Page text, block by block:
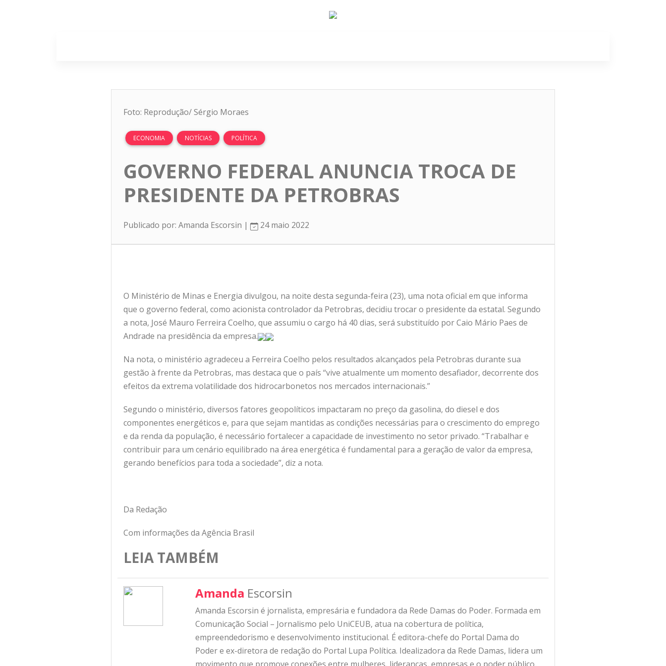
Foto: Reprodução/ Sérgio Moraes
ECONOMIA NOTÍCIAS POLÍTICA
GOVERNO FEDERAL ANUNCIA TROCA DE
PRESIDENTE DA PETROBRAS
Publicado por: Amanda Escorsin | 24 maio 2022
O Ministério de Minas e Energia divulgou, na noite desta segunda-feira (23), uma nota oficial em que informa
que o governo federal, como acionista controlador da Petrobras, decidiu trocar o presidente da estatal. Segundo
a nota, José Mauro Ferreira Coelho, que assumiu o cargo há 40 dias, será substituído por Caio Mário Paes de
Andrade na presidência da empresa.
Na nota, o ministério agradeceu a Ferreira Coelho pelos resultados alcançados pela Petrobras durante sua
gestão à frente da Petrobras, mas destaca que o país “vive atualmente um momento desafiador, decorrente dos
efeitos da extrema volatilidade dos hidrocarbonetos nos mercados internacionais.”
Segundo o ministério, diversos fatores geopolíticos impactaram no preço da gasolina, do diesel e dos
componentes energéticos e, para que sejam mantidas as condições necessárias para o crescimento do emprego
e da renda da população, é necessário fortalecer a capacidade de investimento no setor privado. “Trabalhar e
contribuir para um cenário equilibrado na área energética é fundamental para a geração de valor da empresa,
gerando benefícios para toda a sociedade”, diz a nota.
Da Redação
Com informações da Agência Brasil
LEIA TAMBÉM
Amanda Escorsin
Amanda Escorsin é jornalista, empresária e fundadora da Rede Damas do Poder. Formada em
Comunicação Social – Jornalismo pelo UniCEUB, atua na cobertura de política,
empreendedorismo e desenvolvimento institucional. É editora-chefe do Portal Dama do
Poder e ex-diretora de redação do Portal Lupa Política. Idealizadora da Rede Damas, lidera um